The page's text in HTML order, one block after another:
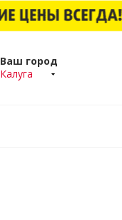
Ваш город
Калуга